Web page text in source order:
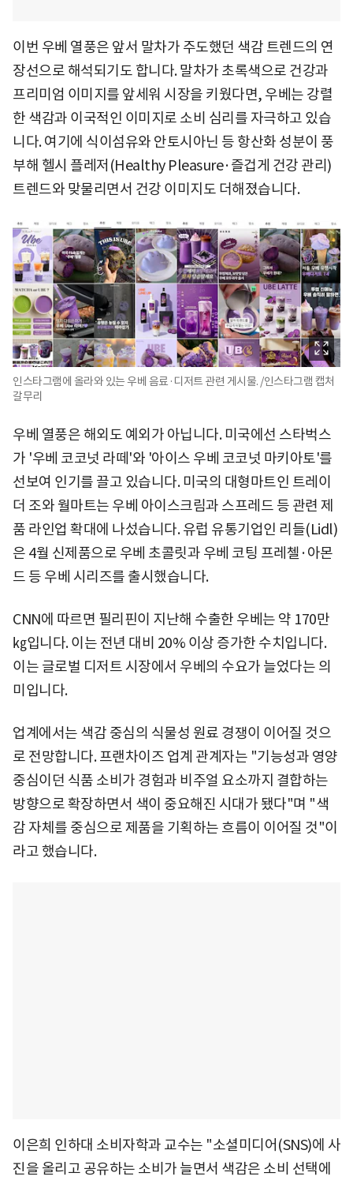
이번 우베 열풍은 앞서 말차가 주도했던 색감 트렌드의 연
장선으로 해석되기도 합니다. 말차가 초록색으로 건강과
프리미엄 이미지를 앞세워 시장을 키웠다면, 우베는 강렬
한 색감과 이국적인 이미지로 소비 심리를 자극하고 있습
니다. 여기에 식이섬유와 안토시아닌 등 항산화 성분이 풍
부해 헬시 플레저(Healthy Pleasure·즐겁게 건강 관리)
트렌드와 맞물리면서 건강 이미지도 더해졌습니다.
인스타그램에 올라와 있는 우베 음료·디저트 관련 게시물. /인스타그램 캡처
갈무리
우베 열풍은 해외도 예외가 아닙니다. 미국에선 스타벅스
가 '우베 코코넛 라떼'와 '아이스 우베 코코넛 마키아토'를
선보여 인기를 끌고 있습니다. 미국의 대형마트인 트레이
더 조와 월마트는 우베 아이스크림과 스프레드 등 관련 제
품 라인업 확대에 나섰습니다. 유럽 유통기업인 리들(Lidl)
은 4월 신제품으로 우베 초콜릿과 우베 코팅 프레첼·아몬
드 등 우베 시리즈를 출시했습니다.
CNN에 따르면 필리핀이 지난해 수출한 우베는 약 170만
㎏입니다. 이는 전년 대비 20% 이상 증가한 수치입니다.
이는 글로벌 디저트 시장에서 우베의 수요가 늘었다는 의
미입니다.
업계에서는 색감 중심의 식물성 원료 경쟁이 이어질 것으
로 전망합니다. 프랜차이즈 업계 관계자는 "기능성과 영양
중심이던 식품 소비가 경험과 비주얼 요소까지 결합하는
방향으로 확장하면서 색이 중요해진 시대가 됐다"며 "색
감 자체를 중심으로 제품을 기획하는 흐름이 이어질 것"이
라고 했습니다.
이은희 인하대 소비자학과 교수는 "소셜미디어(SNS)에 사
진을 올리고 공유하는 소비가 늘면서 색감은 소비 선택에